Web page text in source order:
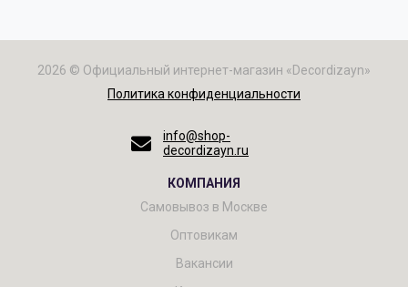
2026 © Официальный интернет-магазин «Decordizayn»
Политика конфиденциальности
info@shop-
decordizayn.ru
КОМПАНИЯ
Самовывоз в Москве
Оптовикам
Вакансии